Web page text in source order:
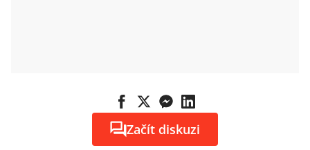
Začít diskuzi